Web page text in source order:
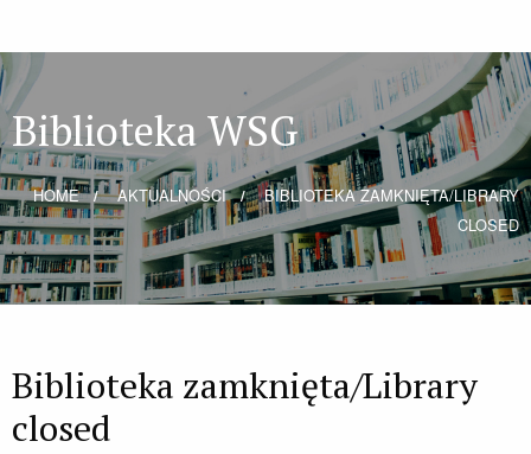
Biblioteka WSG
HOME AKTUALNOŚCI
BIBLIOTEKA ZAMKNIĘTA/LIBRARY
CLOSED
Biblioteka zamknięta/Library
closed